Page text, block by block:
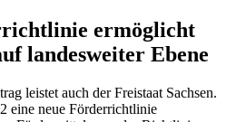
ermöglicht
landesweiter Ebene
leistet auch der Freistaat Sachsen.
eine neue Förderrichtlinie